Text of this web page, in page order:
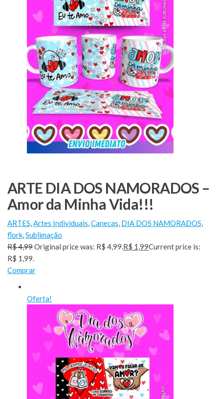
ARTE DIA DOS NAMORADOS –
Amor da Minha Vida!!!
ARTES,Artes Individuais,Canecas, DIA DOS NAMORADOS,
flork,Sublimação
R$ 4,99Original price was: R$ 4,99.R$ 1,99Current price is:
R$ 1,99.
Comprar
Oferta!